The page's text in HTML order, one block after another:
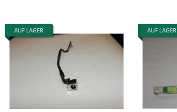
AUF LAGER AUF LAGER